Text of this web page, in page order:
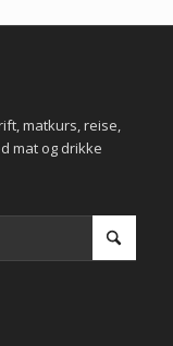
matkurs, reise,
mat og drikke